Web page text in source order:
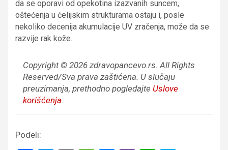
da se oporavi od opekotina izazvanih suncem,
oštećenja u ćelijskim strukturama ostaju i, posle
nekoliko decenija akumulacije UV zračenja, može da se
razvije rak kože.
Copyright © 2026 zdravopancevo.rs. All Rights
Reserved/Sva prava zaštićena. U slučaju
preuzimanja, prethodno pogledajte Uslove
korišćenja.
Podeli: